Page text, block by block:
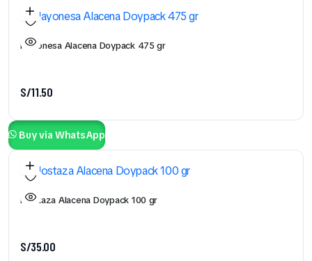
Mayonesa Alacena Doypack 475 gr
S/11.50
Buy via WhatsApp
Mostaza Alacena Doypack 100 gr
S/35.00